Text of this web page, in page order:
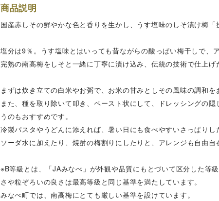
商品説明
国産赤しその鮮やかな色と香りを生かし、うす塩味のしそ漬け梅「
塩分は9％。うす塩味とはいっても昔ながらの酸っぱい梅干しで、
完熟の南高梅をしそと一緒に丁寧に漬け込み、伝統の技術で仕上げ
まずは炊き立ての白米やお粥で、お米の甘みとしその風味の調和を
また、種を取り除いて叩き、ペースト状にして、ドレッシングの
うのもおすすめです。
冷製パスタやうどんに添えれば、暑い日にも食べやすいさっぱりし
ソーダ水に加えたり、焼酎の梅割りにしたりと、アレンジも自由自
※B等級とは、「JAみなべ」が外観や品質にもとづいて区分した等
さや粒ぞろいの良さは最高等級と同じ基準を満たしています。
みなべ町では、南高梅にとても厳しい基準を設けています。